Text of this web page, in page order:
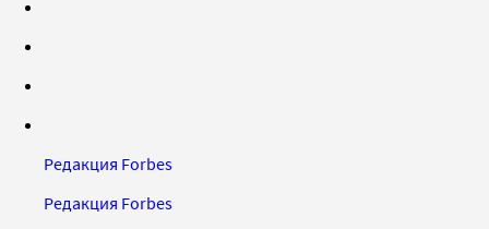
Редакция Forbes
Редакция Forbes